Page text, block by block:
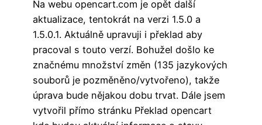
Na webu opencart.com je opět další
aktualizace, tentokrát na verzi 1.5.0 a
1.5.0.1. Aktuálně upravuji i překlad aby
pracoval s touto verzí. Bohužel došlo ke
značnému množství změn (135 jazykových
souborů je pozměněno/vytvořeno), takže
úprava bude nějakou dobu trvat. Dále jsem
vytvořil přímo stránku Překlad opencart